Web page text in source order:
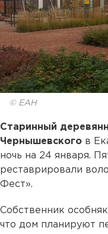
© ЕАН
Старинный
Чернышевского в
ночь на 24 января.
реставрировали
Фест».
Собственник
что дом планируют